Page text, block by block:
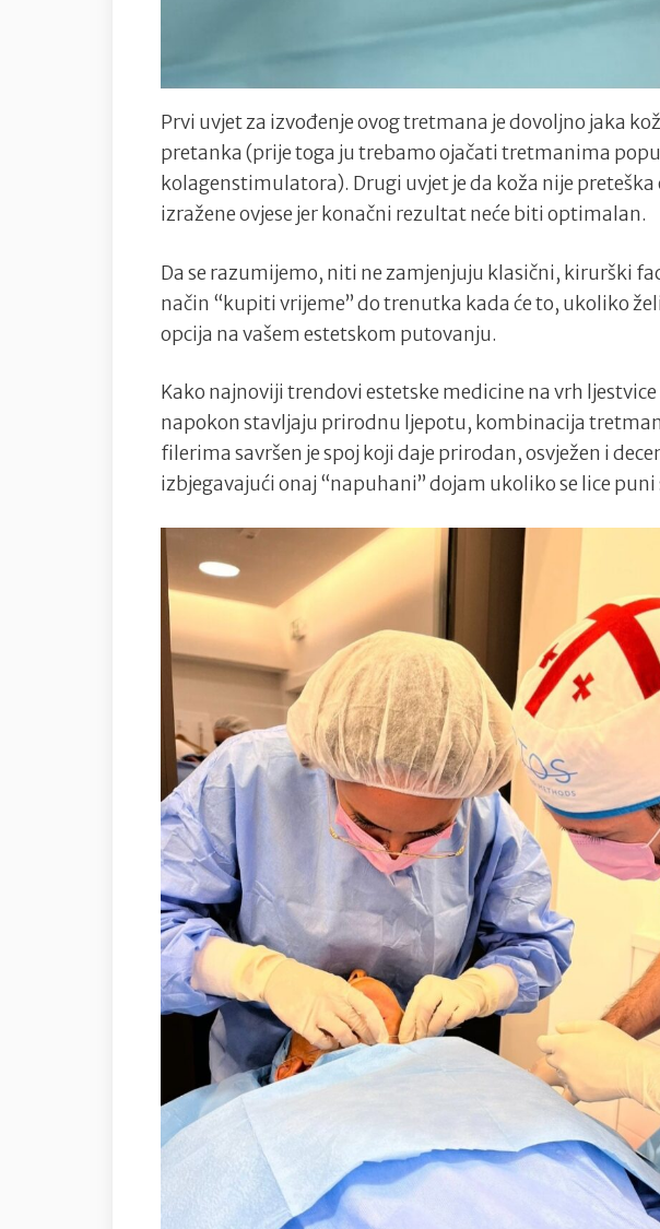
Prvi uvjet za izvođenje ovog tretmana je dovoljno jaka
pretanka (prije toga ju trebamo ojačati tretmanima
kolagenstimulatora). Drugi uvjet je da koža nije preteška
izražene ovjese jer konačni rezultat neće biti optimalan.
Da se razumijemo, niti ne zamjenjuju klasični, kirurški
način “kupiti vrijeme” do trenutka kada će to, ukoliko
opcija na vašem estetskom putovanju.
Kako najnoviji trendovi estetske medicine na vrh ljestvice
napokon stavljaju prirodnu ljepotu, kombinacija
filerima savršen je spoj koji daje prirodan, osvježen i
izbjegavajući onaj “napuhani” dojam ukoliko se lice